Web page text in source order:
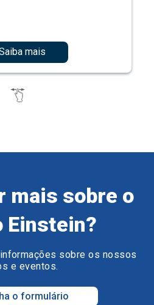
mais
mais sobre o
Einstein?
sobre os nossos
e eventos.
o formulário